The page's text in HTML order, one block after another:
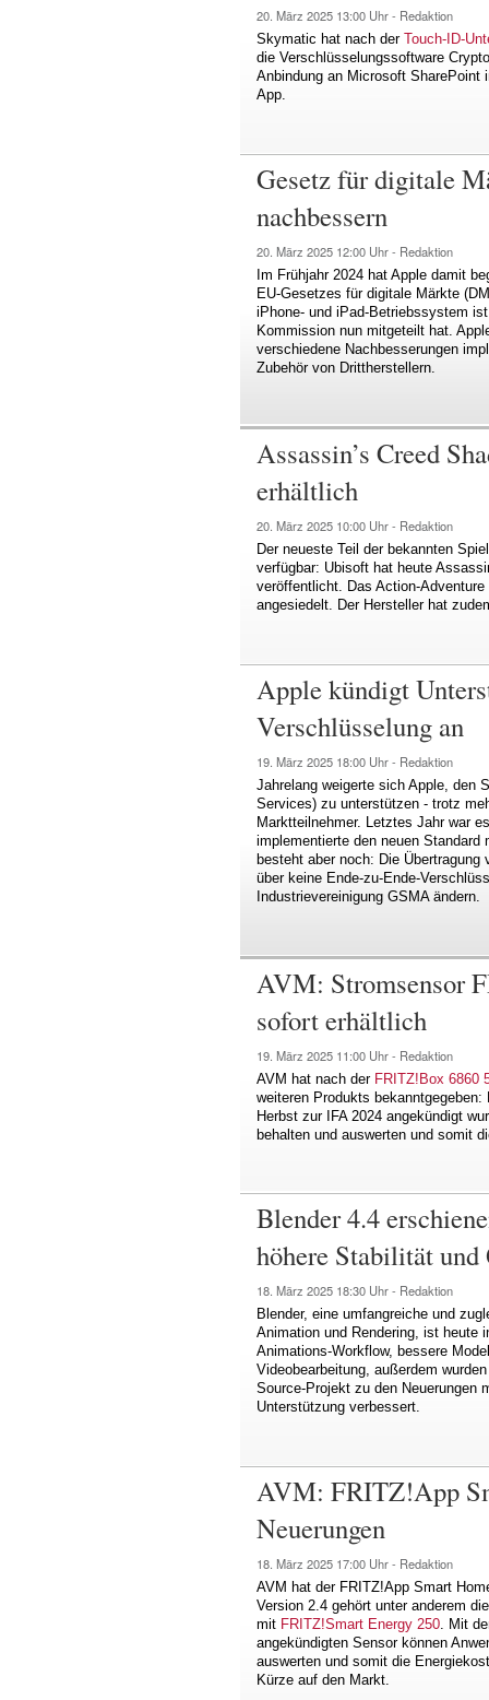
20. März 2025 13:00 Uhr - Redaktion
Skymatic hat nach der Touch-ID-
die Verschlüsselungssoftware
Anbindung an Microsoft SharePoint
App.
Gesetz für digitale
nachbessern
20. März 2025 12:00 Uhr - Redaktion
Im Frühjahr 2024 hat Apple damit
EU-Gesetzes für digitale Märkte
iPhone- und iPad-Betriebssystem
Kommission nun mitgeteilt hat.
verschiedene Nachbesserungen
Zubehör von Drittherstellern.
Assassin’s Creed
erhältlich
20. März 2025 10:00 Uhr - Redaktion
Der neueste Teil der bekannten
verfügbar: Ubisoft hat heute
veröffentlicht. Das Action-
angesiedelt. Der Hersteller hat
Apple kündigt
Verschlüsselung an
19. März 2025 18:00 Uhr - Redaktion
Jahrelang weigerte sich Apple, den
Services) zu unterstützen - trotz
Marktteilnehmer. Letztes Jahr war
implementierte den neuen
besteht aber noch: Die
über keine Ende-zu-Ende-
Industrievereinigung GSMA ändern.
AVM: Stromsensor
sofort erhältlich
19. März 2025 11:00 Uhr - Redaktion
AVM hat nach der FRITZ!Box 6860
weiteren Produkts
Herbst zur IFA 2024 angekündigt
behalten und auswerten und somit
Blender 4.4
höhere Stabilität
18. März 2025 18:30 Uhr - Redaktion
Blender, eine umfangreiche und
Animation und Rendering, ist heute
Animations-Workflow, bessere
Videobearbeitung, außerdem
Source-Projekt zu den Neuerungen
Unterstützung verbessert.
AVM: FRITZ!App
Neuerungen
18. März 2025 17:00 Uhr - Redaktion
AVM hat der FRITZ!App Smart
Version 2.4 gehört unter anderem
mit FRITZ!Smart Energy 250 . Mit
angekündigten Sensor können
auswerten und somit die
Kürze auf den Markt.